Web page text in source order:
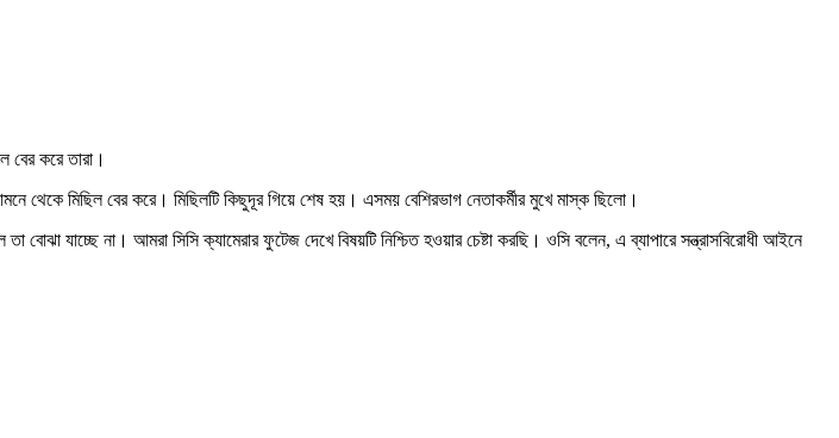
বের করে তারা।
থেকে মিছিল বের করে। মিছিলটি কিছুদূর গিয়ে শেষ হয়। এসময় বেশিরভাগ নেতাকর্মীর মুখে মাস্ক ছিলো।
যাচ্ছে না। আমরা সিসি ক্যামেরার ফুটেজ দেখে বিষয়টি নিশ্চিত হওয়ার চেষ্টা করছি। ওসি বলেন, এ ব্যাপারে সন্ত্রাসবিরোধী আইনে